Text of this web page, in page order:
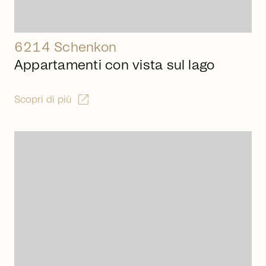
6214 Schenkon
Appartamenti con vista sul lago
Scopri di più open_in_new